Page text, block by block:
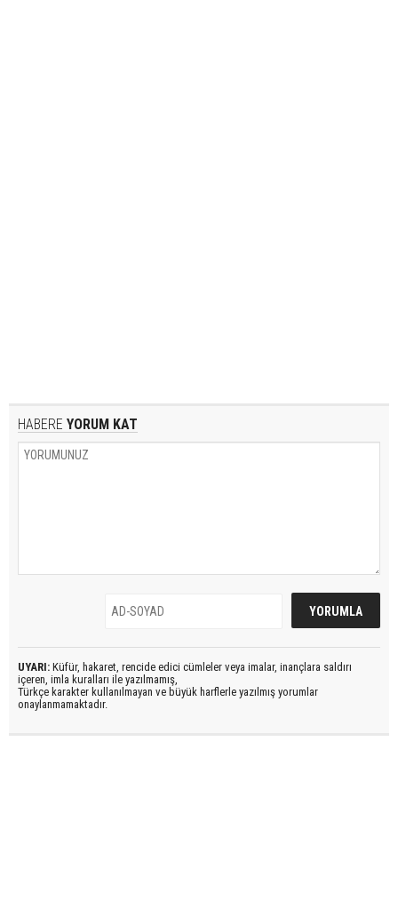
HABERE YORUM KAT
UYARI: Küfür, hakaret, rencide edici cümleler veya imalar, inançlara saldırı
içeren, imla kuralları ile yazılmamış,
Türkçe karakter kullanılmayan ve büyük harflerle yazılmış yorumlar
onaylanmamaktadır.